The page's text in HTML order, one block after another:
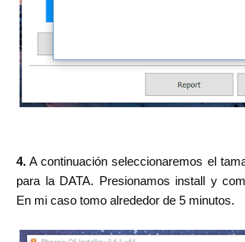
4. A continuación seleccionaremos el
para la DATA. Presionamos install y
En mi caso tomo alrededor de 5 minutos.